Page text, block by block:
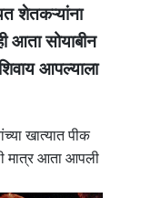
शेतकऱ्यांना
सोयाबीन
आपल्याला
खात्यात पीक
मात्र आता आपली